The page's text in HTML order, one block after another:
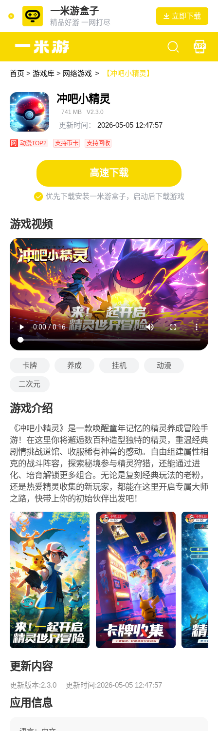
一米游盒子
精品好游 一网打尽
立即下载
首页 > 游戏库> 网络游戏 > 【冲吧小精灵】
冲吧小精灵
741 MB V2.3.0
更新时间： 2026-05-05 12:47:57
网 动漫TOP2 支持币卡 支持回收
高速下载
优先下载安装一米游盒子，启动后下载游戏
游戏视频
卡牌 养成 挂机 动漫
二次元
游戏介绍
《冲吧小精灵》是一款唤醒童年记忆的精灵养成冒险手
游！在这里你将邂逅数百种造型独特的精灵，重温经典
剧情挑战道馆、收服稀有神兽的感动。自由组建属性相
克的战斗阵容，探索秘境参与精灵狩猎，还能通过进
化、培育解锁更多组合。无论是复刻经典玩法的老粉，
还是热爱精灵收集的新玩家，都能在这里开启专属大师
之路，快带上你的初始伙伴出发吧！
更新内容
更新版本:2.3.0 更新时间:2026-05-05 12:47:57
应用信息